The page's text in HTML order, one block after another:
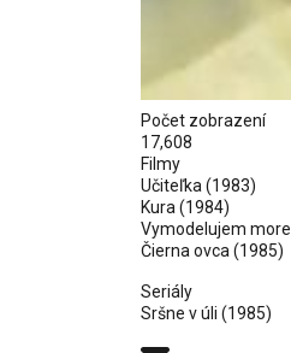
Počet zobrazení
17,608
Filmy
Učiteľka (1983)
Kura(1984)
Vymodelujem more
Čierna ovca (1985)
Seriály
Sršne v úli (1985)